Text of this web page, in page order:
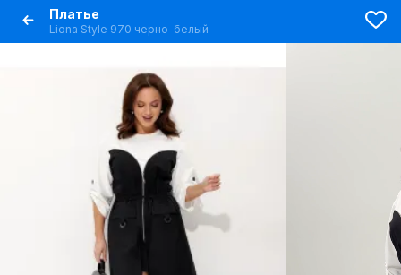
Платье
Liona Style 970 черно-белый